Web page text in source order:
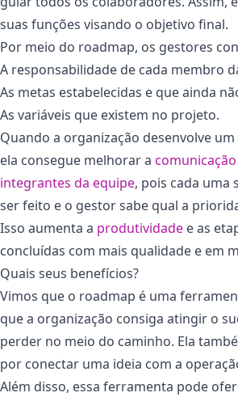
suas funções visando o objetivo final.
Por meio do roadmap, os gestores
A responsabilidade de cada membro
As metas estabelecidas e que ainda
As variáveis que existem no projeto.
Quando a organização desenvolve
ela consegue melhorar a
integrantes da equipe, pois cada uma
ser feito e o gestor sabe qual a
Isso aumenta a produtividade e as
concluídas com mais qualidade e em
Quais seus benefícios?
Vimos que o roadmap é uma
que a organização consiga atingir o
perder no meio do caminho. Ela
por conectar uma ideia com a
Além disso, essa ferramenta pode